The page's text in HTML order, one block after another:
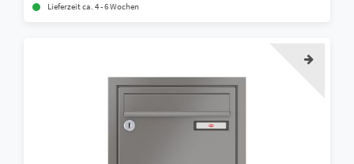
Lieferzeit ca. 4 - 6 Wochen